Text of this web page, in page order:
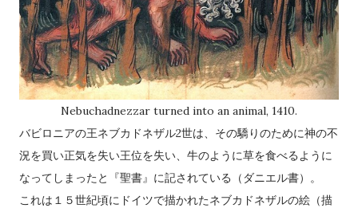
Nebuchadnezzar turned into an animal, 1410.
バビロニアの王ネブカドネザル2世は、その驕りのために神の不
況を買い正気を失い王位を失い、牛のように草を食べるように
なってしまったと『聖書』に記されている（ダニエル書）。
これは１５世紀頃にドイツで描かれたネブカドネザルの絵（描